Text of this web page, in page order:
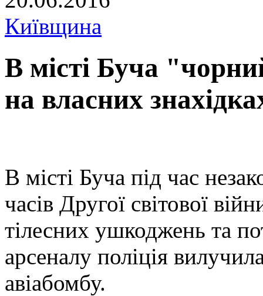
Київщина
В місті Буча
на власних
В місті Буча під час
часів Другої світової
тілесних ушкоджень та
арсеналу поліція
авіабомбу.